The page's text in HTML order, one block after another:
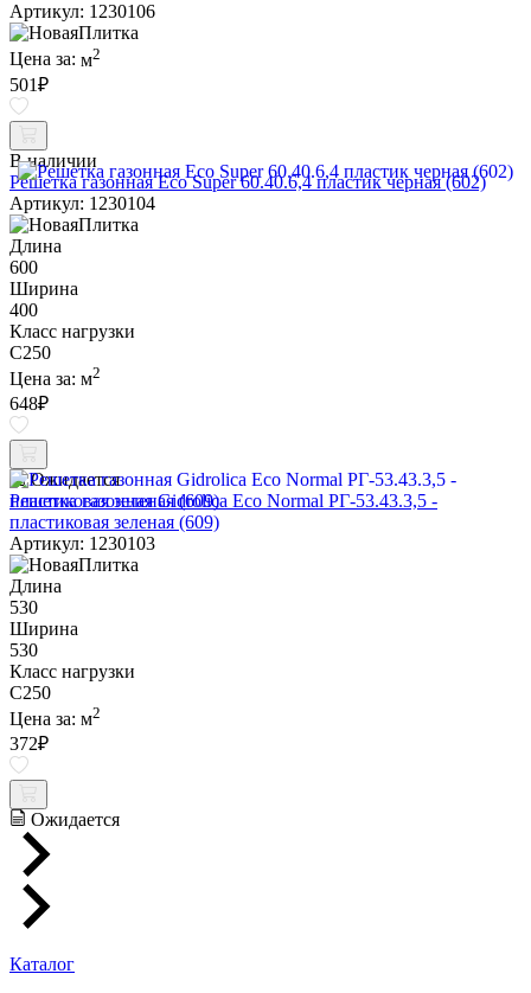
Артикул: 1230106
Цена за: м2
501₽
В наличии
Решетка газонная Eco Super 60.40.6,4 пластик черная (602)
Артикул: 1230104
Длина
600
Ширина
400
Класс нагрузки
C250
Цена за: м2
648₽
Ожидается
Решетка газонная Gidrolica Eco Normal РГ-53.43.3,5 -
пластиковая зеленая (609)
Артикул: 1230103
Длина
530
Ширина
530
Класс нагрузки
C250
Цена за: м2
372₽
Ожидается
Каталог